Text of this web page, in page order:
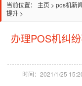
当前位置： 主页 > pos机新
提升 >
办理POS机纠
时间：2021/1/25